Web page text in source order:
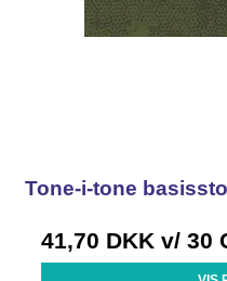
Tone-i-tone
41,70 DKK v/ 30